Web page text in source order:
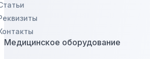
Медицинское оборудование